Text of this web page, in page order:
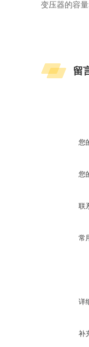
变压器的容
留
您
您
联
常
详
补